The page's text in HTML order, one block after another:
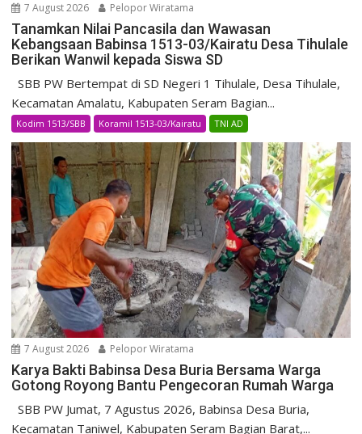
7 August 2026 Pelopor Wiratama
Tanamkan Nilai Pancasila dan Wawasan
Kebangsaan Babinsa 1513-03/Kairatu Desa Tihulale
Berikan Wanwil kepada Siswa SD
SBB PW Bertempat di SD Negeri 1 Tihulale, Desa Tihulale,
Kecamatan Amalatu, Kabupaten Seram Bagian...
Kodim 1513/SBB Koramil 1513-03/Kairatu TNI AD
7 August 2026 Pelopor Wiratama
Karya Bakti Babinsa Desa Buria Bersama Warga
Gotong Royong Bantu Pengecoran Rumah Warga
SBB PW Jumat, 7 Agustus 2026, Babinsa Desa Buria,
Kecamatan Taniwel, Kabupaten Seram Bagian Barat,...